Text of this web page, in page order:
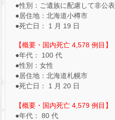
●性別：ご遺族に配慮して非公表
●居住地：北海道小樽市
●死亡日： 1 月 19 日
【概要・国内死亡 4,578 例目】
●年代： 100 代
●性別：女性
●居住地：北海道札幌市
●死亡日： 1 月 20 日
【概要・国内死亡 4,579 例目】
●年代： 80 代